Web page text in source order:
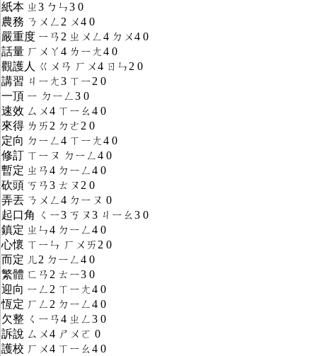
紙本 ㄓ3 ㄅㄣ3 0
農務 ㄋㄨㄥ2 ㄨ4 0
嚴重度 ㄧㄢ2 ㄓㄨㄥ4 ㄉㄨ4 0
話量 ㄏㄨㄚ4 ㄌㄧㄤ4 0
觀護人 ㄍㄨㄢ ㄏㄨ4 ㄖㄣ2 0
講習 ㄐㄧㄤ3 ㄒㄧ2 0
一頂 ㄧ ㄉㄧㄥ3 0
速效 ㄙㄨ4 ㄒㄧㄠ4 0
來得 ㄌㄞ2 ㄉㄜ2 0
定向 ㄉㄧㄥ4 ㄒㄧㄤ4 0
修訂 ㄒㄧㄡ ㄉㄧㄥ4 0
暫定 ㄓㄢ4 ㄉㄧㄥ4 0
砍頭 ㄎㄢ3 ㄊㄡ2 0
弄丟 ㄋㄨㄥ4 ㄉㄧㄡ 0
起口角 ㄑㄧ3 ㄎㄡ3 ㄐㄧㄠ3 0
鎮定 ㄓㄣ4 ㄉㄧㄥ4 0
心懷 ㄒㄧㄣ ㄏㄨㄞ2 0
而定 ㄦ2 ㄉㄧㄥ4 0
繁體 ㄈㄢ2 ㄊㄧ3 0
迎向 ㄧㄥ2 ㄒㄧㄤ4 0
恆定 ㄏㄥ2 ㄉㄧㄥ4 0
欠整 ㄑㄧㄢ4 ㄓㄥ3 0
訴說 ㄙㄨ4 ㄕㄨㄛ 0
護校 ㄏㄨ4 ㄒㄧㄠ4 0